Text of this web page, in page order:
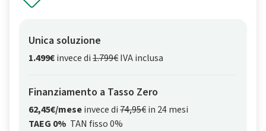
Unica soluzione
1.499€invece di1.799€IVA inclusa
Finanziamento a Tasso Zero
62,45€/meseinvece di74,95€in 24 mesi
TAEG 0% TAN fisso 0%